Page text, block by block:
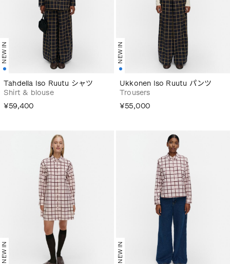
NEW IN
Tahdella Iso Ruutu シャツ
Shirt & blouse
¥59,400
NEW IN
Ukkonen Iso Ruutu パンツ
Trousers
¥55,000
NEW IN NEW IN